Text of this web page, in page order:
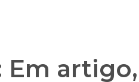
Em